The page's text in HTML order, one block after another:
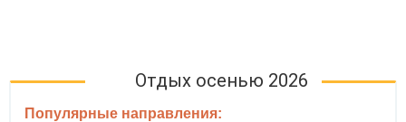
Отдых осенью 2026
Популярные направления: